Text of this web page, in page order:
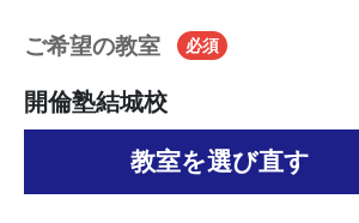
ご希望の教室 必須
開倫塾結城校
教室を選び直す